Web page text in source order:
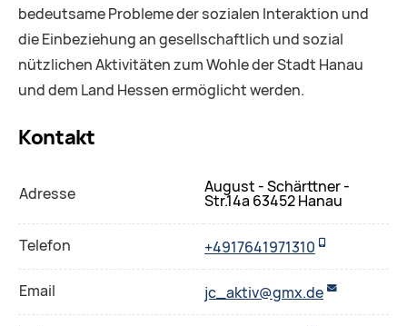
bedeutsame Probleme der sozialen Interaktion und
die Einbeziehung an gesellschaftlich und sozial
nützlichen Aktivitäten zum Wohle der Stadt Hanau
und dem Land Hessen ermöglicht werden.
Kontakt
Adresse August - Schärttner -
Str.14a 63452 Hanau
Telefon +4917641971310
Email jc_aktiv@gmx.de